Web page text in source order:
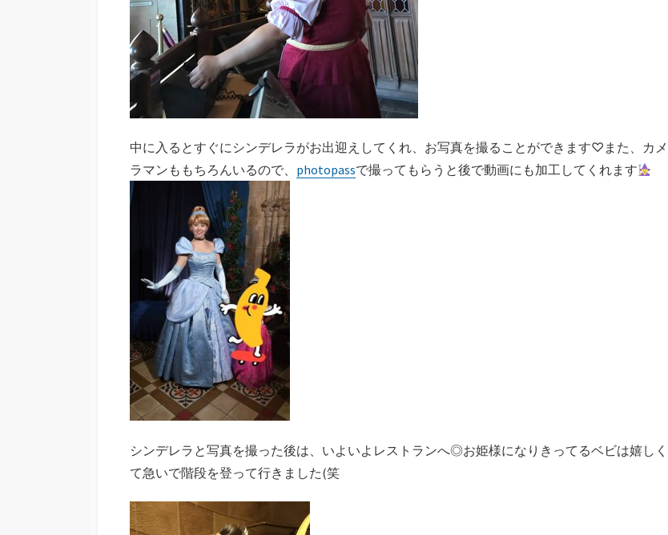
中に入るとすぐにシンデレラがお出迎えしてくれ、お写真を撮ることができます♡また、カメ
ラマンももちろんいるので、 photopassで撮ってもらうと後で動画にも加工してくれます
シンデレラと写真を撮った後は、いよいよレストランへ◎お姫様になりきってるベビは嬉しく
て急いで階段を登って行きました(笑